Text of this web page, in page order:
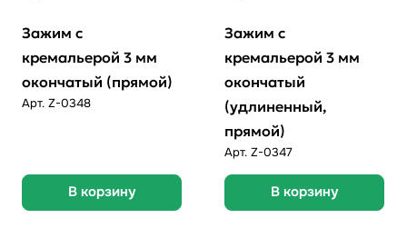
Зажим с
кремальерой 3 мм
окончатый (прямой)
Арт. Z-0348
В корзину
Зажим с
кремальерой 3 мм
окончатый
(удлиненный,
прямой)
Арт. Z-0347
В корзину